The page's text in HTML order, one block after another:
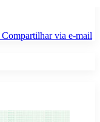
Compartilhar via e-mail